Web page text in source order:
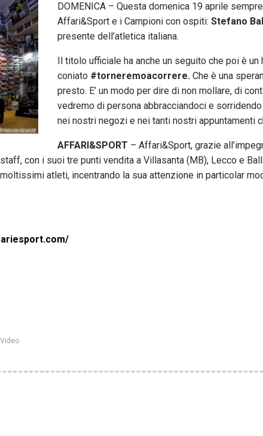
DOMENICA – Questa domenica 19 aprile
Affari&Sport e i Campioni con ospiti: Stefano
presente dell’atletica italiana.
Il titolo ufficiale ha anche un seguito che poi è un
coniato #torneremoacorrere. Che è una
presto. E’ un modo per dire di non mollare, di
vedremo di persona abbracciandoci e
nei nostri negozi e nei tanti nostri appuntamenti
AFFARI&SPORT – Affari&Sport, grazie
con i suoi tre punti vendita a Villasanta (MB), Lecco e
atleti, incentrando la sua attenzione in particolar
Video